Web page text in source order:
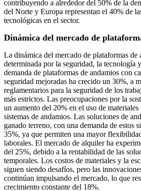
contribuyendo a alrededor del 50% de la
del Norte y Europa representan el 40% de
tecnológicas en el sector.
Dinámica del mercado de
La dinámica del mercado de plataformas de
determinada por la seguridad, la tecnología
demanda de plataformas de andamios con
seguridad mejoradas ha crecido un 30%, a
reglamentarios para la seguridad de los
más estrictos. Las preocupaciones por la
un aumento del 20% en el uso de
sistemas de andamios. Las soluciones de
ganado terreno, con una demanda de estos
35%, ya que permiten una mayor
laborales. El mercado de alquiler ha
del 25%, debido a la rentabilidad de las
temporales. Los costos de materiales y la
siguen siendo desafíos, pero las
continúan impulsando el mercado, lo que
crecimiento constante del 18%.